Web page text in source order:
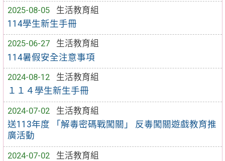
2025-08-05
生活教育組
114學生新生手冊
2025-06-27
生活教育組
114暑假安全注意事項
2024-08-12
生活教育組
１１４學生新生手冊
2024-07-02
生活教育組
送113年度 「解毒密碼戰闖關」 反毒闖關遊戲教育推
廣活動
2024-07-02
生活教育組